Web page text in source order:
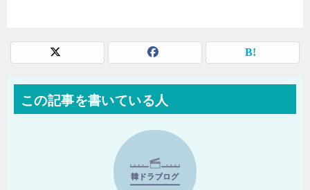
この記事を書いている人